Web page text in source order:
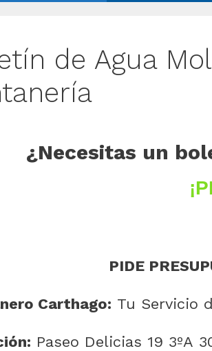
de Agua
¿Necesitas un
PIDE
Carthago: Tu Servicio
Paseo Delicias 19 3ºA